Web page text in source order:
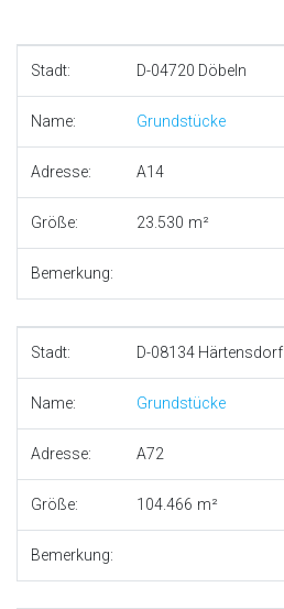
Stadt: D-04720 Döbeln
Name: Grundstücke
Adresse: A14
Größe: 23.530
Bemerkung:
Stadt: D-08134 Härtensdorf
Name: Grundstücke
Adresse: A72
Größe: 104.466
Bemerkung: